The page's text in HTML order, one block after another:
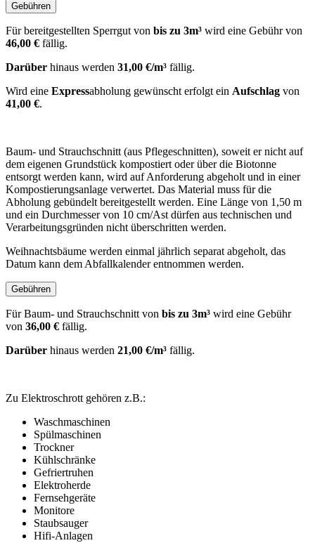
Gebühren
Für bereitgestellten Sperrgut von bis zu 3m³ wird eine Gebühr von
46,00 € fällig.
Darüber hinaus werden 31,00 €/m³ fällig.
Wird eine Expressabholung gewünscht erfolgt ein Aufschlag von
41,00 €.
Baum- und Strauchschnitt (aus Pflegeschnitten), soweit er nicht auf
dem eigenen Grundstück kompostiert oder über die Biotonne
entsorgt werden kann, wird auf Anforderung abgeholt und in einer
Kompostierungsanlage verwertet. Das Material muss für die
Abholung gebündelt bereitgestellt werden. Eine Länge von 1,50 m
und ein Durchmesser von 10 cm/Ast dürfen aus technischen und
Verarbeitungsgründen nicht überschritten werden.
Weihnachtsbäume werden einmal jährlich separat abgeholt, das
Datum kann dem Abfallkalender entnommen werden.
Gebühren
Für Baum- und Strauchschnitt von bis zu 3m³ wird eine Gebühr
von 36,00 € fällig.
Darüber hinaus werden 21,00 €/m³ fällig.
Zu Elektroschrott gehören z.B.:
Waschmaschinen
Spülmaschinen
Trockner
Kühlschränke
Gefriertruhen
Elektroherde
Fernsehgeräte
Monitore
Staubsauger
Hifi-Anlagen